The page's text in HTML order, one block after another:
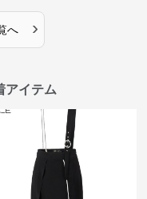
へ ›
アイテム